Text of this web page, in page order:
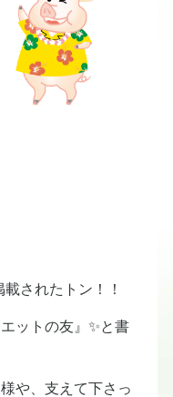
されたトン！！
ットの友』✨と書
や、支えて下さっ